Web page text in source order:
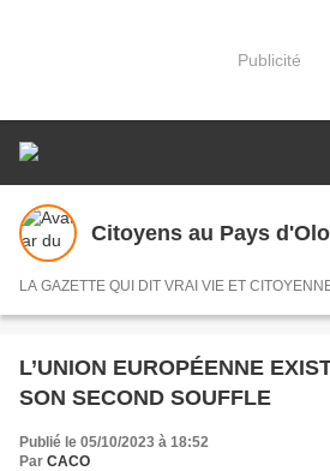
Publicité
Citoyens au Pays
LA GAZETTE QUI DIT VRAI VIE ET
L’UNION EUROPÉENNE
SON SECOND SOUFFLE
Publié le 05/10/2023 à 18:52
Par CACO